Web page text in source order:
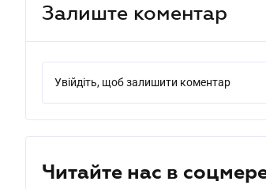
Залиште коментар
Увійдіть, щоб залишити коментар
Читайте нас в